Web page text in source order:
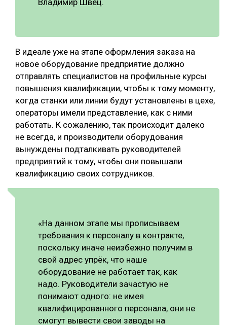
В идеале уже на этапе оформления заказа на
новое оборудование предприятие должно
отправлять специалистов на профильные курсы
повышения квалификации, чтобы к тому моменту,
когда станки или линии будут установлены в цехе,
операторы имели представление, как с ними
работать. К сожалению, так происходит далеко
не всегда, и производители оборудования
вынуждены подталкивать руководителей
предприятий к тому, чтобы они повышали
квалификацию своих сотрудников.
«На данном этапе мы прописываем
требования к персоналу в контракте,
поскольку иначе неизбежно получим в
свой адрес упрёк, что наше
оборудование не работает так, как
надо. Руководители зачастую не
понимают одного: не имея
квалифицированного персонала, они не
смогут вывести свои заводы на